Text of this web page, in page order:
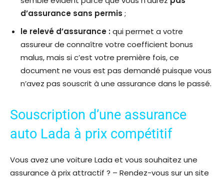
d’assurance sans permis ;
le relevé d’assurance :qui permet a votre
assureur de connaître votre coefficient bonus
malus, mais si c’est votre première fois, ce
document ne vous est pas demandé puisque vous
n’avez pas souscrit à une assurance dans le passé.
Souscription d’une assurance
auto Lada à prix compétitif
Vous avez une voiture Lada et vous souhaitez une
assurance à prix attractif ? – Rendez-vous sur un site